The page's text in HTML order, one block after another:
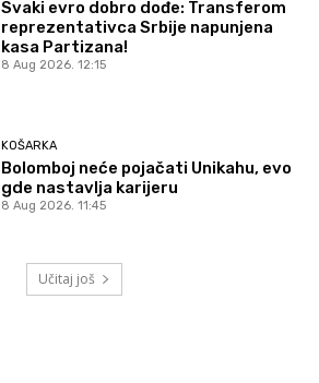
Svaki evro dobro dođe: Transferom
reprezentativca Srbije napunjena
kasa Partizana!
8 Aug 2026. 12:15
KOŠARKA
Bolomboj neće pojačati Unikahu, evo
gde nastavlja karijeru
8 Aug 2026. 11:45
Učitaj još